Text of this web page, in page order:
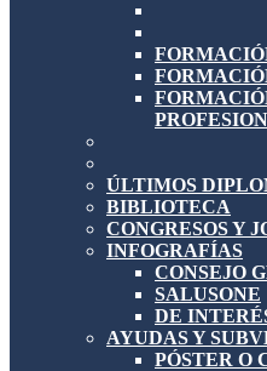
ÚLTIMOS
BIBLIOTECA
CONGRESOS Y
INFOGRAFÍAS
CONSEJO
SALUSONE
DE
AYUDAS Y
PÓSTER O